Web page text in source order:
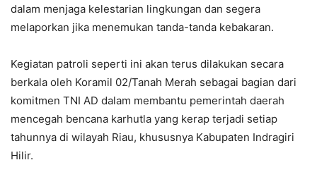
dalam menjaga kelestarian lingkungan dan segera
melaporkan jika menemukan tanda-tanda kebakaran.
Kegiatan patroli seperti ini akan terus dilakukan secara
berkala oleh Koramil 02/Tanah Merah sebagai bagian dari
komitmen TNI AD dalam membantu pemerintah daerah
mencegah bencana karhutla yang kerap terjadi setiap
tahunnya di wilayah Riau, khususnya Kabupaten Indragiri
Hilir.